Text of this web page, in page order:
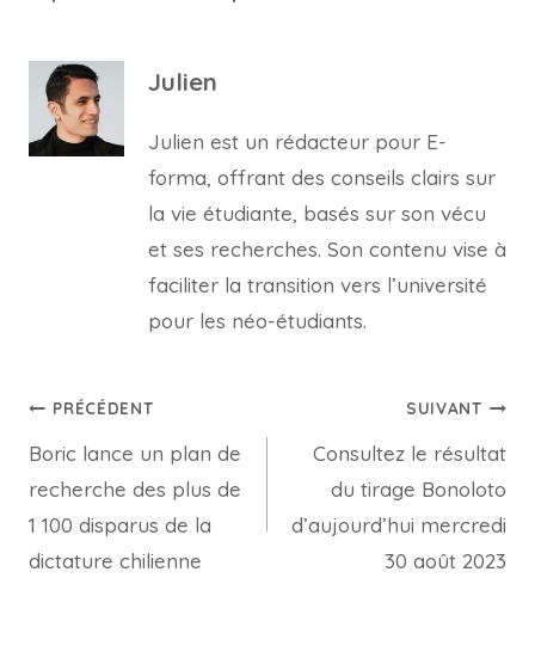
Julien
Julien est un rédacteur pour E-
forma, offrant des conseils clairs sur
la vie étudiante, basés sur son vécu
et ses recherches. Son contenu vise à
faciliter la transition vers l’université
pour les néo-étudiants.
Navigation
de
l’article
PRÉCÉDENT
Boric lance un plan de
recherche des plus de
1 100 disparus de la
dictature chilienne
SUIVANT
Consultez le résultat
du tirage Bonoloto
d’aujourd’hui mercredi
30 août 2023